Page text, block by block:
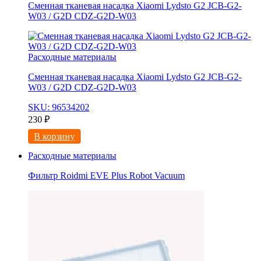
Сменная тканевая насадка Xiaomi Lydsto G2 JCB-G2-
W03 / G2D CDZ-G2D-W03
Расходные материалы
Сменная тканевая насадка Xiaomi Lydsto G2 JCB-G2-
W03 / G2D CDZ-G2D-W03
SKU: 96534202
230 ₽
В корзину
Расходные материалы
Фильтр Roidmi EVE Plus Robot Vacuum